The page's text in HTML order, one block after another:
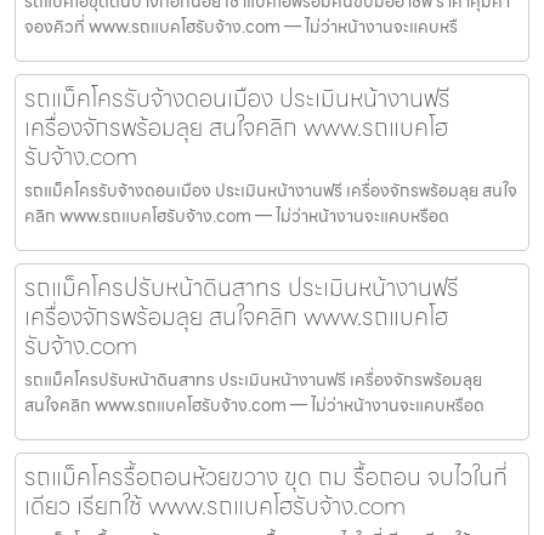
จองคิวที่ www.รถแบคโฮรับจ้าง.com — ไม่ว่าหน้างานจะแคบหรื
รถแม็คโครรับจ้างดอนเมือง ประเมินหน้างานฟรี
เครื่องจักรพร้อมลุย สนใจคลิก www.รถแบคโฮ
รับจ้าง.com
รถแม็คโครรับจ้างดอนเมือง ประเมินหน้างานฟรี เครื่องจักรพร้อมลุย สนใจ
คลิก www.รถแบคโฮรับจ้าง.com — ไม่ว่าหน้างานจะแคบหรือด
รถแม็คโครปรับหน้าดินสาทร ประเมินหน้างานฟรี
เครื่องจักรพร้อมลุย สนใจคลิก www.รถแบคโฮ
รับจ้าง.com
รถแม็คโครปรับหน้าดินสาทร ประเมินหน้างานฟรี เครื่องจักรพร้อมลุย
สนใจคลิก www.รถแบคโฮรับจ้าง.com — ไม่ว่าหน้างานจะแคบหรือด
รถแม็คโครรื้อถอนห้วยขวาง ขุด ถม รื้อถอน จบไวในที่
เดียว เรียกใช้ www.รถแบคโฮรับจ้าง.com